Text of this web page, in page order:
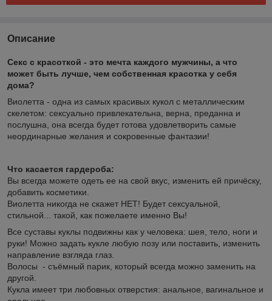
Описание
Секс с красоткой - это мечта каждого мужчины, а что
может быть лучше, чем собственная красотка у себя
дома?
Виолетта - одна из самых красивых кукол с металлическим
скелетом: сексуально привлекательна, верна, преданна и
послушна, она всегда будет готова удовлетворить самые
неординарные желания и сокровенные фантазии!
Что касается гардероба:
Вы всегда можете одеть ее на свой вкус, изменить ей причёску,
добавить косметики.
Виолетта никогда не скажет НЕТ! Будет сексуальной,
стильной... такой, как пожелаете именно Вы!
Все суставы куклы подвижны как у человека: шея, тело, ноги и
руки! Можно задать кукле любую позу или поставить, изменить
направление взгляда глаз.
Волосы - съёмный парик, который всегда можно заменить на
другой.
Кукла имеет три любовных отверстия: анальное, вагинальное и